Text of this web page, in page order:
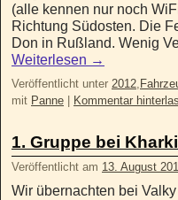
(alle kennen nur noch
Richtung Südosten. Die
Don in Rußland. Wenig
Weiterlesen →
Veröffentlicht unter 2012
mit Panne | Kommentar
1. Gruppe bei
Veröffentlicht am 13. August
Wir übernachten bei